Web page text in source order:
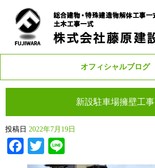
オフィシャルブログ
新設駐車場擁壁工事
投稿日 2022年7月19日
Facebook
Twitter